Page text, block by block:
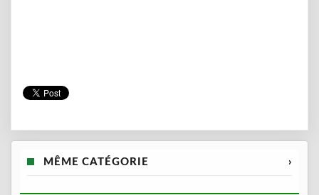
MÊME CATÉGORIE ›